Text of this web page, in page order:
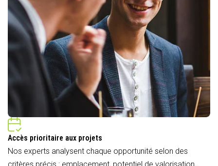
Accès prioritaire aux projets
Nos experts analysent chaque opportunité selon des
critères précis : emplacement, potentiel de valorisation,